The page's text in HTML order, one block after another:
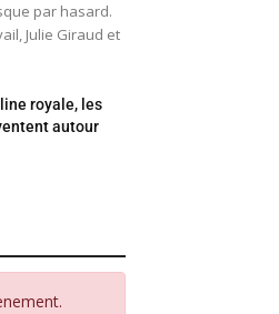
par hasard.
Julie Giraud et
royale, les
autour